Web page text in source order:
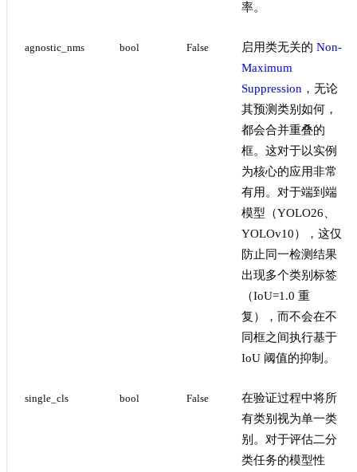
率。
agnostic_nms bool False 启用类无关的 Non-
Maximum
Suppression ，无论
其预测类别如何，
都会合并重叠的
框。这对于以实例
为核心的应用非常
有用。对于端到端
模型（YOLO26、
YOLOv10），这仅
防止同一检测结果
出现多个类别标签
（IoU=1.0 重
复），而不会在不
同框之间执行基于
IoU 阈值的抑制。
single_cls bool False
在验证过程中将所
有类别视为单一类
别。对于评估二分
类任务的模型性